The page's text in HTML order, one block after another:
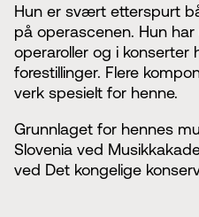
Hun er svært etterspurt
på operascenen. Hun
operaroller og i konserter
forestillinger. Flere
verk spesielt for henne.
Grunnlaget for hennes
Slovenia ved
ved Det kongelige